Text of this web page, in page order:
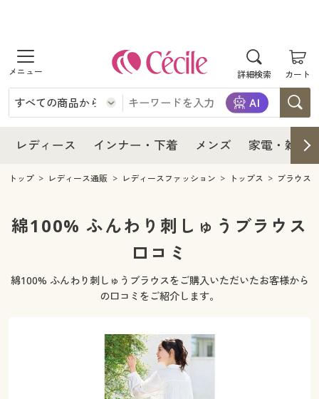
詳細検索 カート
商品を探す
レディース
レディースファッション
女性下着
インナー・下着
インナー・下着通販すべて
女性下着
ジュニア・ティーンズ下着
メンズ
メンズ通販すべて
家電・雑貨
キッチン・雑貨・日用品
寝具・インテリア・家具
寝具・インテリア・家具通販すべて
美容・健康通販すべて
美容・健康・サプリメント
制服・スクールすべて
レディース インナー・下着 メンズ 家電・雑貨
レディース
レディース通販すべて
レディースファッション
インナー・下着
インナー・下着通販すべて
ジュニア・ティーンズ下着
メンズ
キッチン・雑貨・日用品
寝具・インテリア・家具通販すべて
家具・収納
カーテン・ラグ・ファブリック
美容・健康通販すべて
制服・スクール
大きいサイズ通販すべて
トップ レディース通販 レディースファッション トップス ブラウス
綿100% ふんわり刺しゅうブラウス
口コミ
綿100% ふんわり刺しゅうブラウスをご購入いただいたお客様から
の口コミをご紹介します。